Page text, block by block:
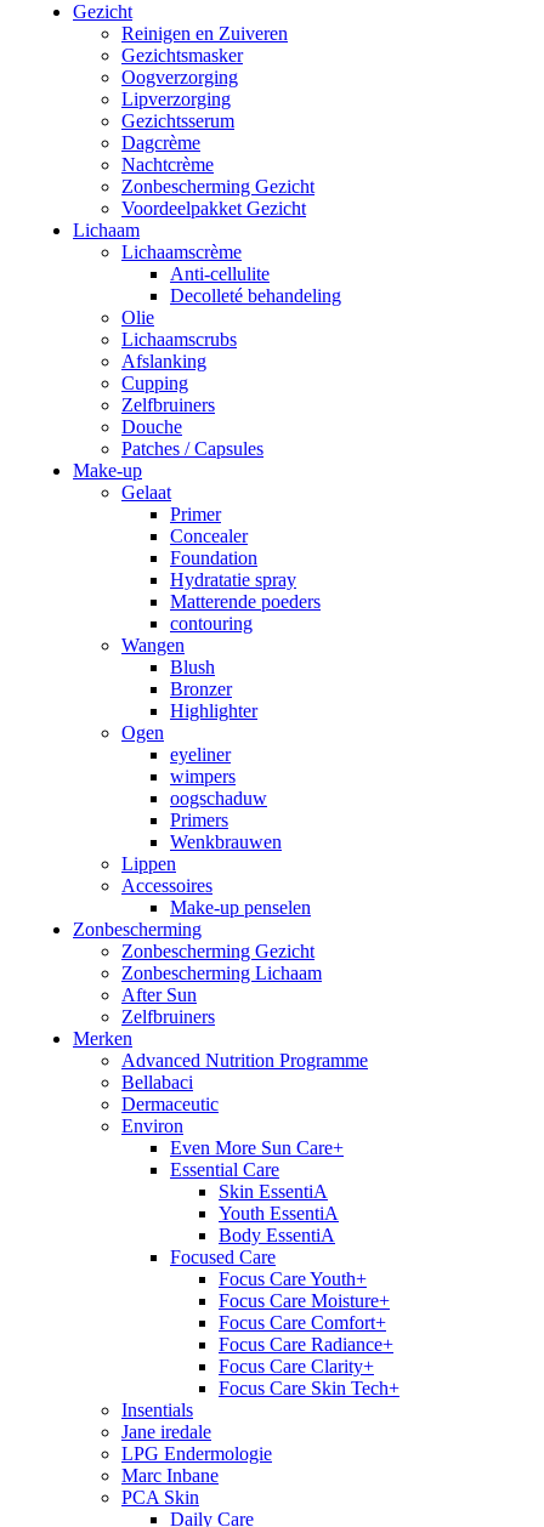
Gezicht
Reinigen en Zuiveren
Gezichtsmasker
Oogverzorging
Lipverzorging
Gezichtsserum
Dagcrème
Nachtcrème
Zonbescherming Gezicht
Voordeelpakket Gezicht
Lichaam
Lichaamscrème
Anti-cellulite
Decolleté behandeling
Olie
Lichaamscrubs
Afslanking
Cupping
Zelfbruiners
Douche
Patches / Capsules
Make-up
Gelaat
Primer
Concealer
Foundation
Hydratatie spray
Matterende poeders
contouring
Wangen
Blush
Bronzer
Highlighter
Ogen
eyeliner
wimpers
oogschaduw
Primers
Wenkbrauwen
Lippen
Accessoires
Make-up penselen
Zonbescherming
Zonbescherming Gezicht
Zonbescherming Lichaam
After Sun
Zelfbruiners
Merken
Advanced Nutrition Programme
Bellabaci
Dermaceutic
Environ
Even More Sun Care+
Essential Care
Skin EssentiA
Youth EssentiA
Body EssentiA
Focused Care
Focus Care Youth+
Focus Care Moisture+
Focus Care Comfort+
Focus Care Radiance+
Focus Care Clarity+
Focus Care Skin Tech+
Insentials
Jane iredale
LPG Endermologie
Marc Inbane
PCA Skin
Daily Care